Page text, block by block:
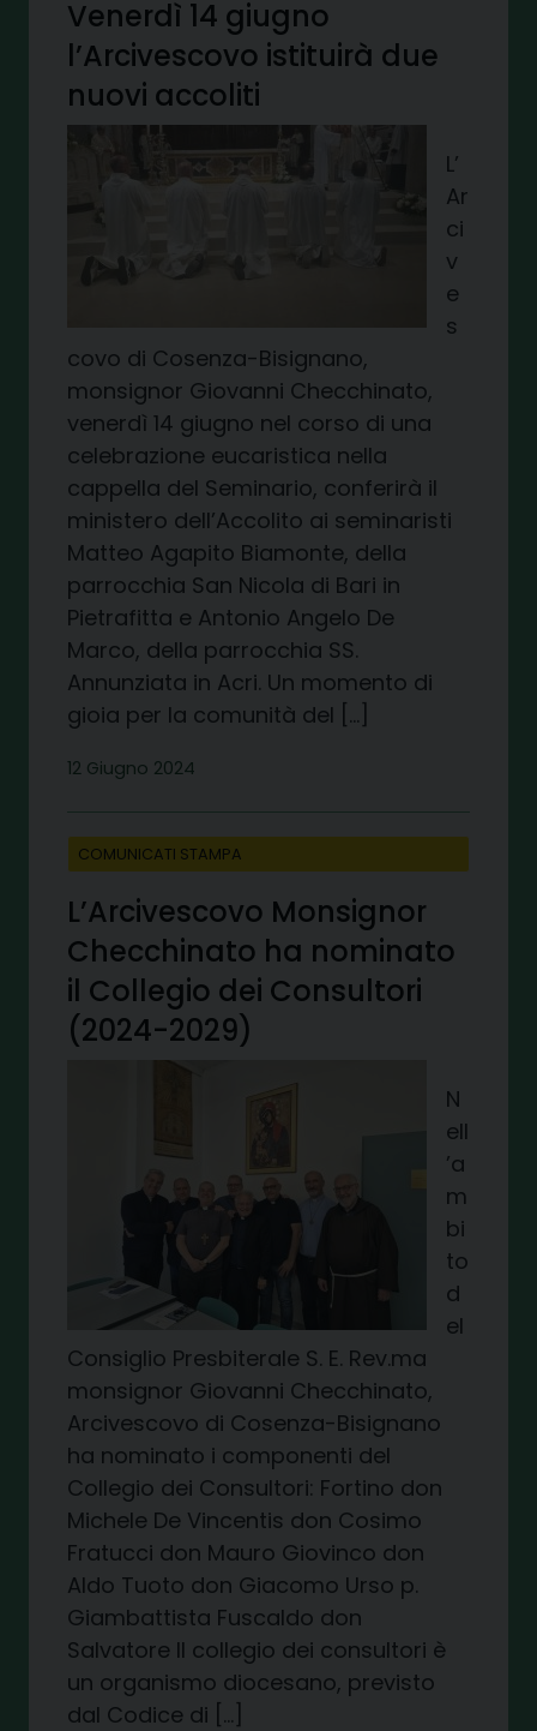
Venerdì 14 giugno
l’Arcivescovo istituirà due
nuovi accoliti
L’
Ar
ci
v
e
s
covo di Cosenza-Bisignano,
monsignor Giovanni Checchinato,
venerdì 14 giugno nel corso di una
celebrazione eucaristica nella
cappella del Seminario, conferirà il
ministero dell’Accolito ai seminaristi
Matteo Agapito Biamonte, della
parrocchia San Nicola di Bari in
Pietrafitta e Antonio Angelo De
Marco, della parrocchia SS.
Annunziata in Acri. Un momento di
gioia per la comunità del […]
12 Giugno 2024
COMUNICATI STAMPA
L’Arcivescovo Monsignor
Checchinato ha nominato
il Collegio dei Consultori
(2024-2029)
N
ell
’a
m
bi
to
d
el
Consiglio Presbiterale S. E. Rev.ma
monsignor Giovanni Checchinato,
Arcivescovo di Cosenza-Bisignano
ha nominato i componenti del
Collegio dei Consultori: Fortino don
Michele De Vincentis don Cosimo
Fratucci don Mauro Giovinco don
Aldo Tuoto don Giacomo Urso p.
Giambattista Fuscaldo don
Salvatore Il collegio dei consultori è
un organismo diocesano, previsto
dal Codice di […]